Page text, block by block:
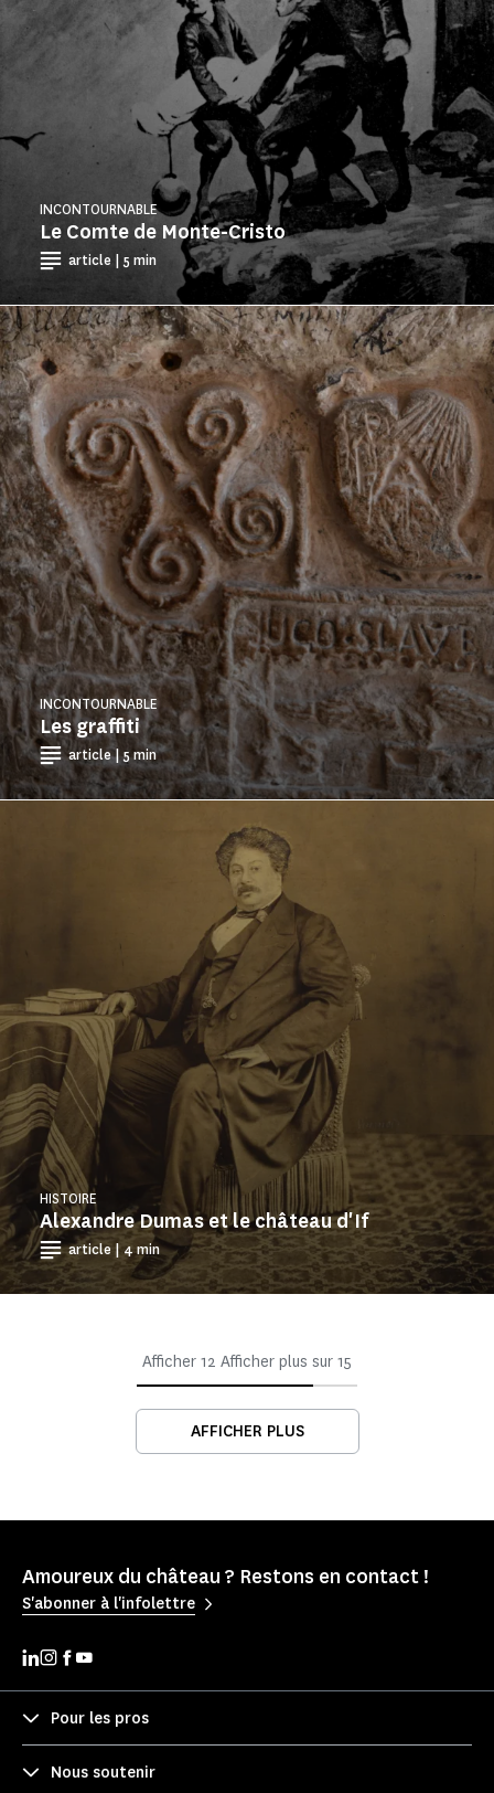
Le Comte de Monte-Cristo
INCONTOURNABLE
article | 5 min
Les graffiti
INCONTOURNABLE
article | 5 min
Alexandre Dumas et le château d'If
HISTOIRE
article | 4 min
Afficher 12 Afficher plus sur 15
AFFICHER PLUS
Amoureux du château ? Restons en contact !
S'abonner à l'infolettre
Pour les pros
Nous soutenir